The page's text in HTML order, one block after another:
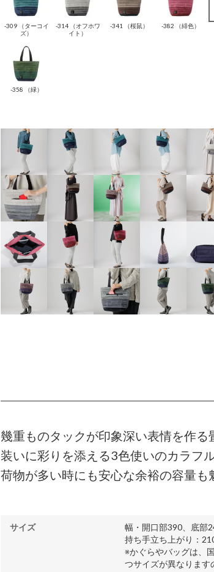
-309 （ターコイ
ズ）
-314 （オフホワ
イト）
-341 （桜鼠） -382 （緋色）
-358 （緑）
幾重ものタックが印象深い表情を作る
装いに彩りを添える3色使いのカラフ
荷物が多い時にも安心な余裕の容量も
サイズ
幅・開口部390、底部
持ち手立ち上がり：
※かぐらやバッグは、
つサイズが異なります